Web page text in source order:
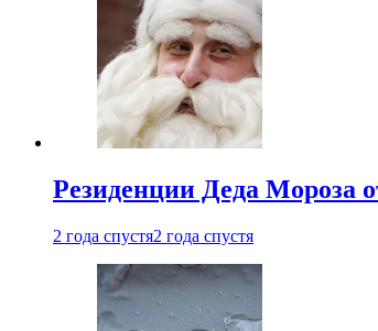
Резиденции Деда Мороза
2 года спустя2 года спустя